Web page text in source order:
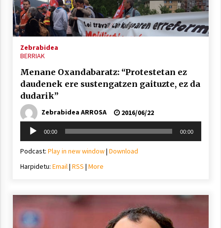
Arrosa sareko IX. topaketak!
2021/10/13
2021/10/04
Zebrabidea
BERRIAK
Menane Oxandabaratz: “Protestetan ez
daudenek ere sustengatzen gaituzte, ez da
dudarik”
Zebrabidea ARROSA
2016/06/22
Soinu
erreproduzigailua
00:00 00:00
Podcast: Play in new window| Download
Harpidetu: Email| RSS | More